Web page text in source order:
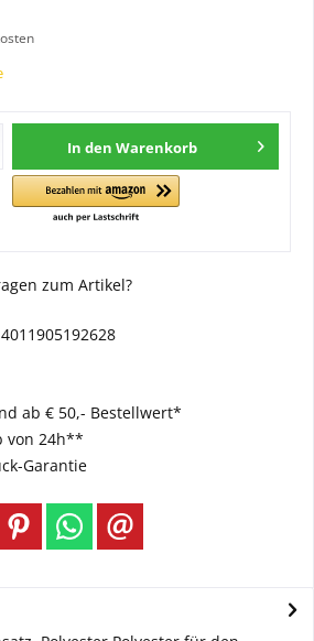
In den Warenkorb
zum Artikel?
4011905192628
ab € 50,- Bestellwert*
von 24h**
Garantie